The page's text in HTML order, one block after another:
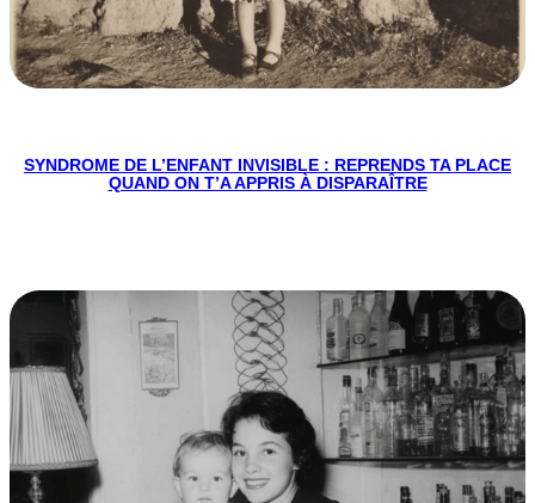
SYNDROME DE L’ENFANT INVISIBLE : REPRENDS TA PLACE
QUAND ON T’A APPRIS À DISPARAÎTRE